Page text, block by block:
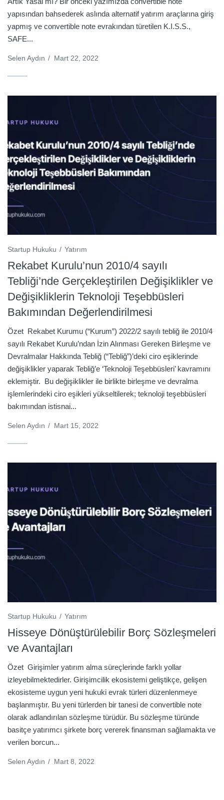
yapısından bahsederek aslında alternatif yatırım araçlarına giriş
yapmış ve convertible note evrakından türetilen K.I.S.S.,
SAFE...
Selen Aydın / Mart 22, 2022
Startup Hukuku Yatırım
Rekabet Kurulu’nun 2010/4 sayılı
Tebliği’nde Gerçekleştirilen Değişiklikler ve
Değişikliklerin Teknoloji Teşebbüsleri
Bakımından Değerlendirilmesi
Özet Rekabet Kurumu (“Kurum”) 2022/2 sayılı tebliğ ile 2010/4
sayılı Rekabet Kurulu’ndan İzin Alınması Gereken Birleşme ve
Devralmalar Hakkında Tebliğ (“Tebliğ”)’deki ciro eşiklerinde
değişiklikler yaparak Tebliğ’e ‘Teknoloji Teşebbüsleri’ kavramını
eklemiştir. Bu değişiklikler ile birlikte birleşme ve devralma
işlemlerindeki ciro eşikleri yükseltilerek; teknoloji teşebbüsleri
bakımından istisnai...
Selen Aydın / Mart 15, 2022
Startup Hukuku Yatırım
Hisseye Dönüştürülebilir Borç Sözleşmeleri
ve Avantajları
Özet Girişimler yatırım alma süreçlerinde farklı yollar
izleyebilmektedirler. Girişimcilik ekosistemi geliştikçe, gelişen
ekosisteme uygun yeni hukuki evrak türleri düzenlenmeye
başlanmıştır. Bu yeni türlerden bir tanesi de convertible note
olarak adlandırılan sözleşme türüdür. Bu sözleşme türünde
basitçe yatırımcı şirkete borç vererek finansman sağlamakta ve
verilen borcun...
Selen Aydın / Mart 8, 2022